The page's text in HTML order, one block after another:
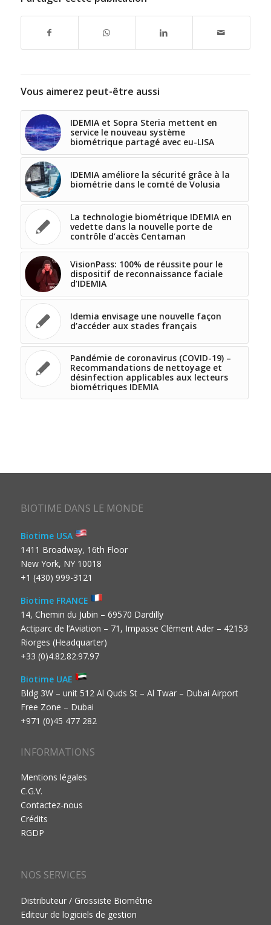
Vous aimerez peut-être aussi
IDEMIA et Sopra Steria mettent en
service le nouveau système
biométrique partagé avec eu-LISA
IDEMIA améliore la sécurité grâce à la
biométrie dans le comté de Volusia
La technologie biométrique IDEMIA en
vedette dans la nouvelle porte de
contrôle d’accès Centaman
VisionPass: 100% de réussite pour le
dispositif de reconnaissance faciale
d’IDEMIA
Idemia envisage une nouvelle façon
d’accéder aux stades français
Pandémie de coronavirus (COVID-19) –
Recommandations de nettoyage et
désinfection applicables aux lecteurs
biométriques IDEMIA
BIOTIME DANS LE MONDE
Biotime USA
1411 Broadway, 16th Floor
New York, NY 10018
+1 (430) 999-3121
Biotime FRANCE
14, Chemin du Jubin – 69570 Dardilly
Actiparc de l’Aviation – 71, Impasse Clément Ader – 42153
Riorges (Headquarter)
+33 (0)4.82.82.97.97
Biotime UAE
Bldg 3W – unit 512 Al Quds St – Al Twar – Dubai Airport
Free Zone – Dubai
+971 (0)45 477 282
INFORMATIONS
Mentions légales
C.G.V.
Contactez-nous
Crédits
RGDP
NOS SERVICES
Distributeur / Grossiste Biométrie
Editeur de logiciels de gestion